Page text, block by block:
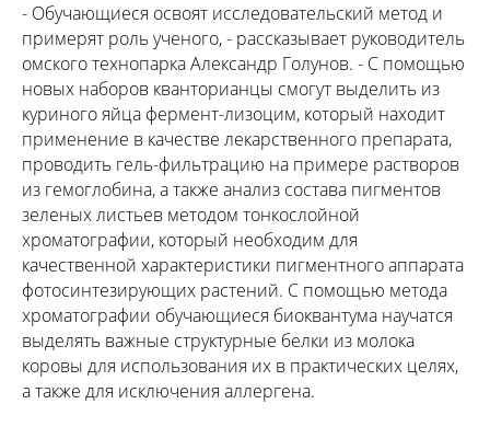
- Обучающиеся освоят исследовательский метод и
примерят роль ученого, - рассказывает руководитель
омского технопарка Александр Голунов. - С помощью
новых наборов кванторианцы смогут выделить из
куриного яйца фермент-лизоцим, который находит
применение в качестве лекарственного препарата,
проводить гель-фильтрацию на примере растворов
из гемоглобина, а также анализ состава пигментов
зеленых листьев методом тонкослойной
хроматографии, который необходим для
качественной характеристики пигментного аппарата
фотосинтезирующих растений. С помощью метода
хроматографии обучающиеся биоквантума научатся
выделять важные структурные белки из молока
коровы для использования их в практических целях,
а также для исключения аллергена.